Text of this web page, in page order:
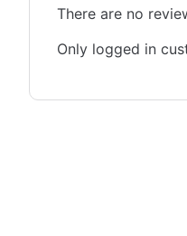
There are no
Only logged in